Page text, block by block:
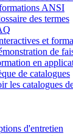
ANSI
des termes
et
de
en
de catalogues
les catalogues
d'entretien